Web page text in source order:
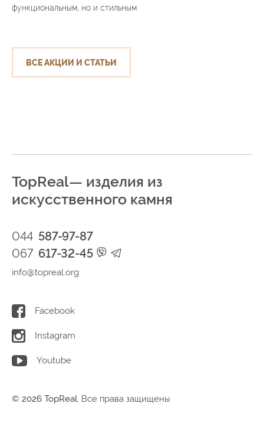
функциональным, но и стильным
ВСЕ АКЦИИ И СТАТЬИ
TopReal— изделия из
искусственного камня
044 587-97-87
067 617-32-45
info@topreal.org
Facebook
Instagram
Youtube
© 2026 TopReal. Все права защищены